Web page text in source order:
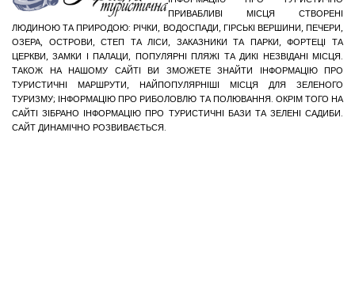
ПРИВАБЛИВІ МІСЦЯ СТВОРЕНІ
ЛЮДИНОЮ ТА ПРИРОДОЮ: РІЧКИ, ВОДОСПАДИ, ГІРСЬКІ ВЕРШИНИ, ПЕЧЕРИ,
ОЗЕРА, ОСТРОВИ, СТЕП ТА ЛІСИ, ЗАКАЗНИКИ ТА ПАРКИ, ФОРТЕЦІ ТА
ЦЕРКВИ, ЗАМКИ І ПАЛАЦИ, ПОПУЛЯРНІ ПЛЯЖІ ТА ДИКІ НЕЗВІДАНІ МІСЦЯ.
ТАКОЖ НА НАШОМУ САЙТІ ВИ ЗМОЖЕТЕ ЗНАЙТИ ІНФОРМАЦІЮ ПРО
ТУРИСТИЧНІ МАРШРУТИ, НАЙПОПУЛЯРНІШІ МІСЦЯ ДЛЯ ЗЕЛЕНОГО
ТУРИЗМУ; ІНФОРМАЦІЮ ПРО РИБОЛОВЛЮ ТА ПОЛЮВАННЯ. ОКРІМ ТОГО НА
САЙТІ ЗІБРАНО ІНФОРМАЦІЮ ПРО ТУРИСТИЧНІ БАЗИ ТА ЗЕЛЕНІ САДИБИ.
САЙТ ДИНАМІЧНО РОЗВИВАЄТЬСЯ.